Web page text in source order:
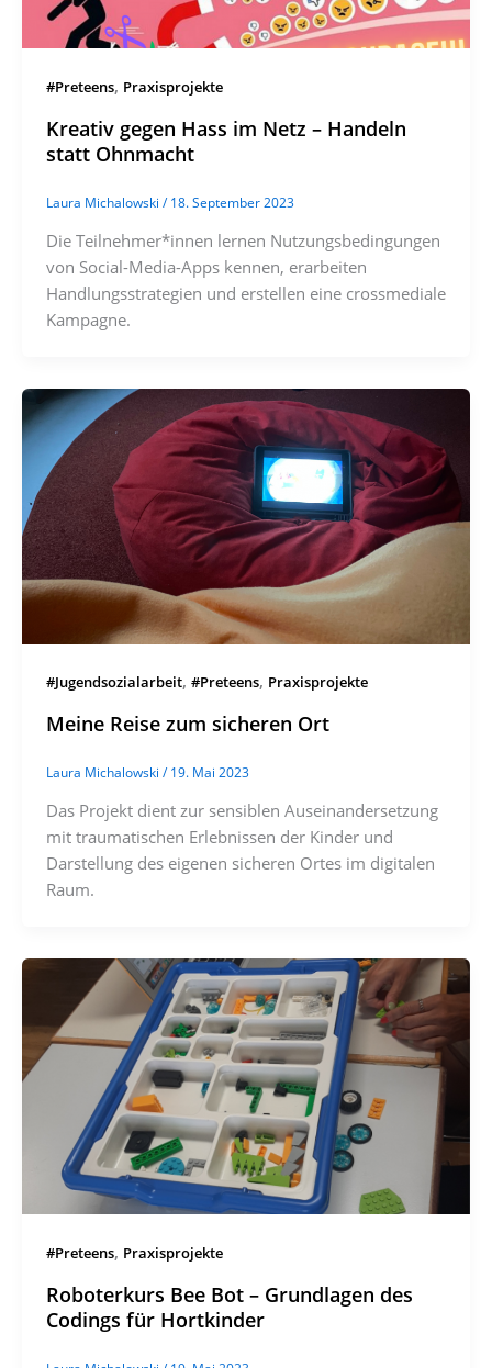
#Preteens, Praxisprojekte
Kreativ gegen Hass im Netz – Handeln
statt Ohnmacht
Laura Michalowski /18. September 2023
Die Teilnehmer*innen lernen Nutzungsbedingungen
von Social-Media-Apps kennen, erarbeiten
Handlungsstrategien und erstellen eine crossmediale
Kampagne.
#Jugendsozialarbeit, #Preteens, Praxisprojekte
Meine Reise zum sicheren Ort
Laura Michalowski /19. Mai 2023
Das Projekt dient zur sensiblen Auseinandersetzung
mit traumatischen Erlebnissen der Kinder und
Darstellung des eigenen sicheren Ortes im digitalen
Raum.
#Preteens, Praxisprojekte
Roboterkurs Bee Bot – Grundlagen des
Codings für Hortkinder